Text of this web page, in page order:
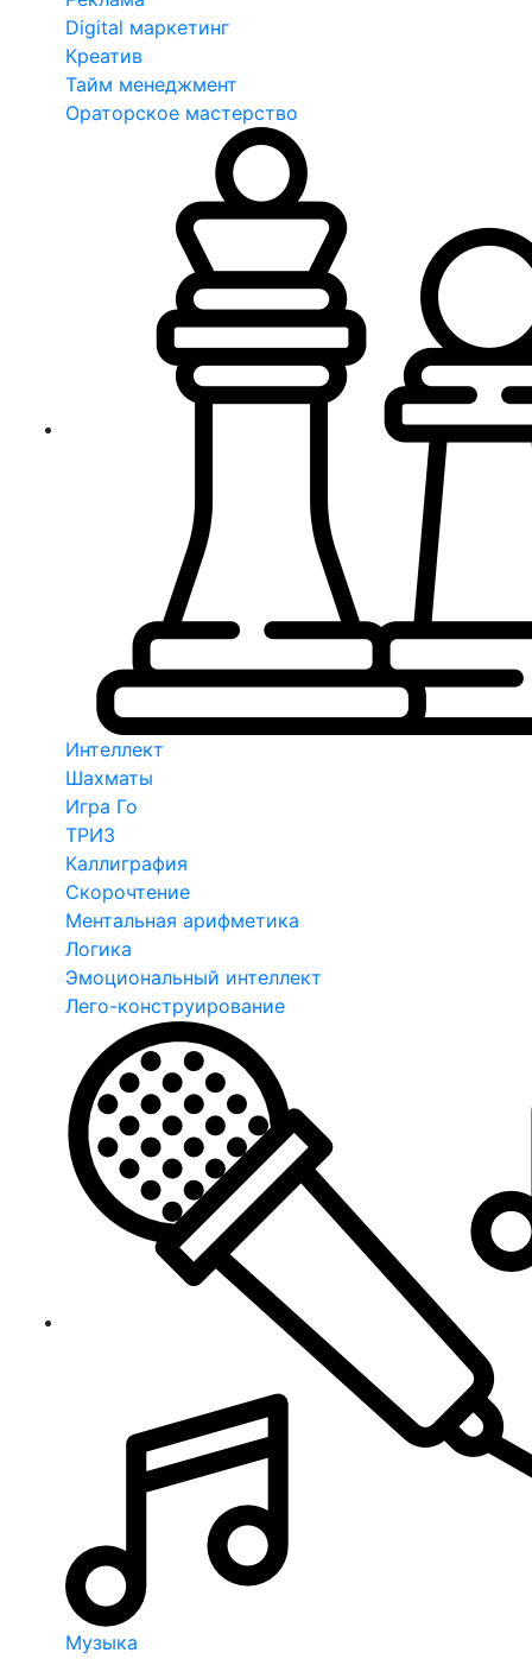
Digital маркетинг
Креатив
Тайм менеджмент
Ораторское мастерство
Интеллект
Шахматы
Игра Го
ТРИЗ
Каллиграфия
Скорочтение
Ментальная арифметика
Логика
Эмоциональный интеллект
Лего-конструирование
Музыка